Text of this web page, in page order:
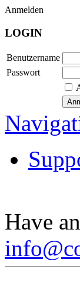
Anmelden
LOGIN
Benutzername
Passwort
Have